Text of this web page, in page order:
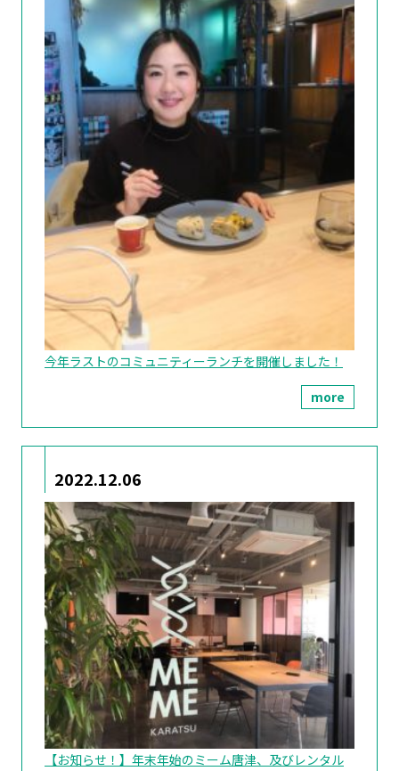
今年ラストのコミュニティーランチを開催しました！
more
2022.12.06
【お知らせ！】年末年始のミーム唐津、及びレンタル